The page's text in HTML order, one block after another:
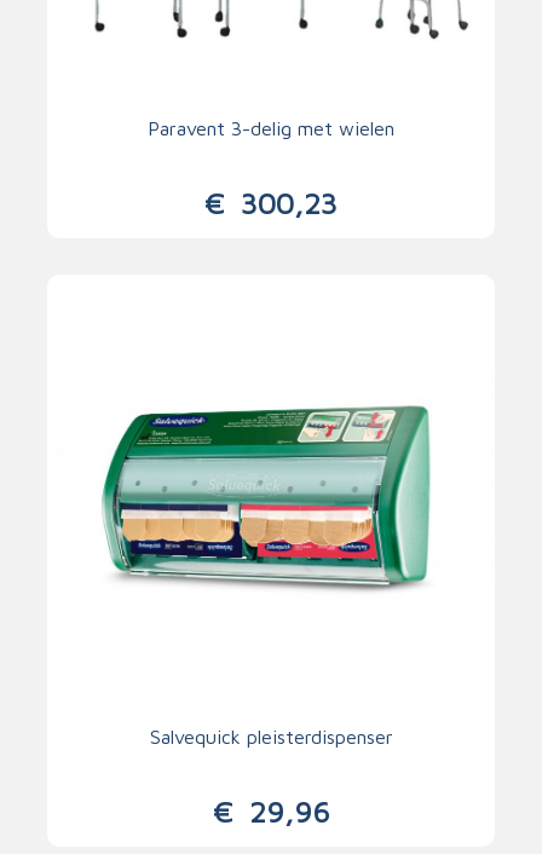
Paravent 3-delig met wielen
€ 300,23
Salvequick pleisterdispenser
€29,96